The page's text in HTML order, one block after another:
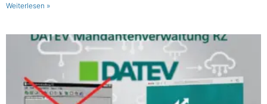
Weiterlesen »